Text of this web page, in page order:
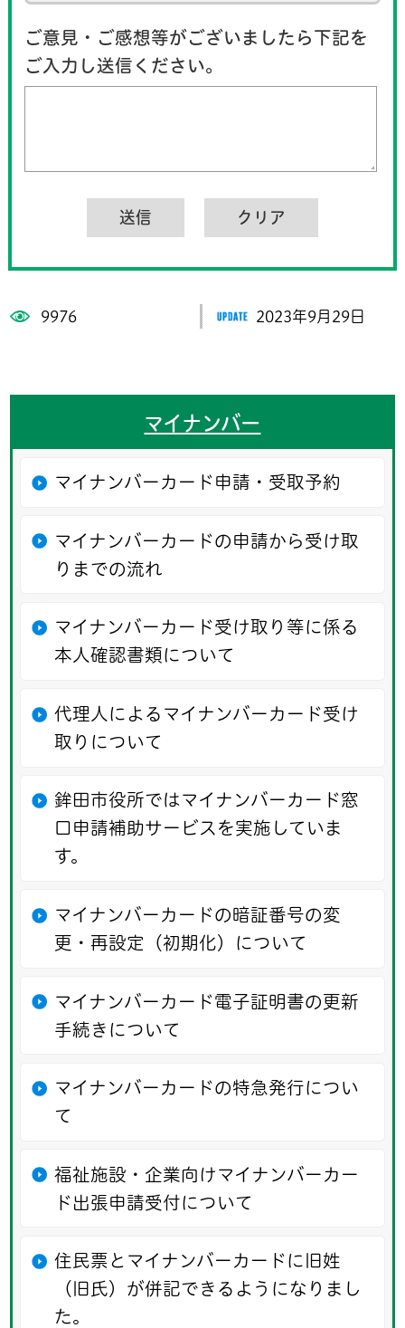
ご意見・ご感想等がございましたら下記を
ご入力し送信ください。
9976 2023年9月29日
マイナンバー
マイナンバーカード申請・受取予約
マイナンバーカードの申請から受け取
りまでの流れ
マイナンバーカード受け取り等に係る
本人確認書類について
代理人によるマイナンバーカード受け
取りについて
鉾田市役所ではマイナンバーカード窓
口申請補助サービスを実施していま
す。
マイナンバーカードの暗証番号の変
更・再設定（初期化）について
マイナンバーカード電子証明書の更新
手続きについて
マイナンバーカードの特急発行につい
て
福祉施設・企業向けマイナンバーカー
ド出張申請受付について
住民票とマイナンバーカードに旧姓
（旧氏）が併記できるようになりまし
た。